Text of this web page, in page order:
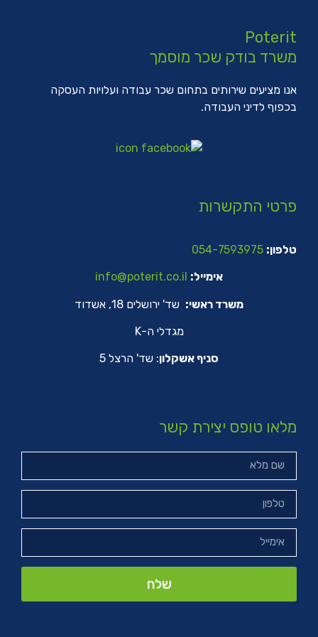
Poterit
משרד בודק שכר מוסמך
אנו מציעים שירותים בתחום שכר עבודה ועלויות העסקה
בכפוף לדיני העבודה.
פרטי התקשרות
טלפון: 054-7593975
אימייל: info@poterit.co.il
משרד ראשי: שד' ירושלים 18, אשדוד
מגדלי ה-K
סניף אשקלון: שד' הרצל 5
מלאו טופס יצירת קשר
שלח